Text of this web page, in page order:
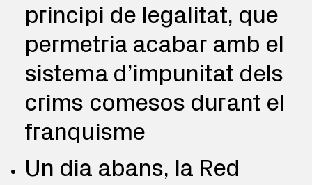
principi de legalitat, que
permetria acabar amb el
sistema d’impunitat dels
crims comesos durant el
franquisme
Un dia abans, la Red